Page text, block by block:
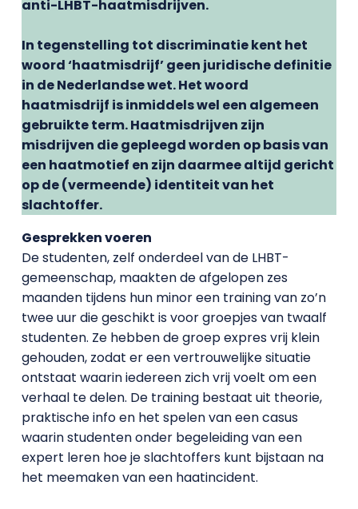
anti-LHBT-haatmisdrijven.
In tegenstelling tot discriminatie kent het
woord ‘haatmisdrijf’ geen juridische definitie
in de Nederlandse wet. Het woord
haatmisdrijf is inmiddels wel een algemeen
gebruikte term. Haatmisdrijven zijn
misdrijven die gepleegd worden op basis van
een haatmotief en zijn daarmee altijd gericht
op de (vermeende) identiteit van het
slachtoffer.
Gesprekken voeren
De studenten, zelf onderdeel van de LHBT-
gemeenschap, maakten de afgelopen zes
maanden tijdens hun minor een training van zo’n
twee uur die geschikt is voor groepjes van twaalf
studenten. Ze hebben de groep expres vrij klein
gehouden, zodat er een vertrouwelijke situatie
ontstaat waarin iedereen zich vrij voelt om een
verhaal te delen. De training bestaat uit theorie,
praktische info en het spelen van een casus
waarin studenten onder begeleiding van een
expert leren hoe je slachtoffers kunt bijstaan na
het meemaken van een haatincident.